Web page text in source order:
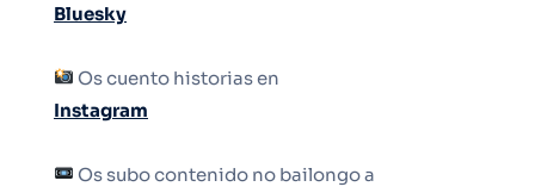
Bluesky
Os cuento historias en
Instagram
Os subo contenido no bailongo a